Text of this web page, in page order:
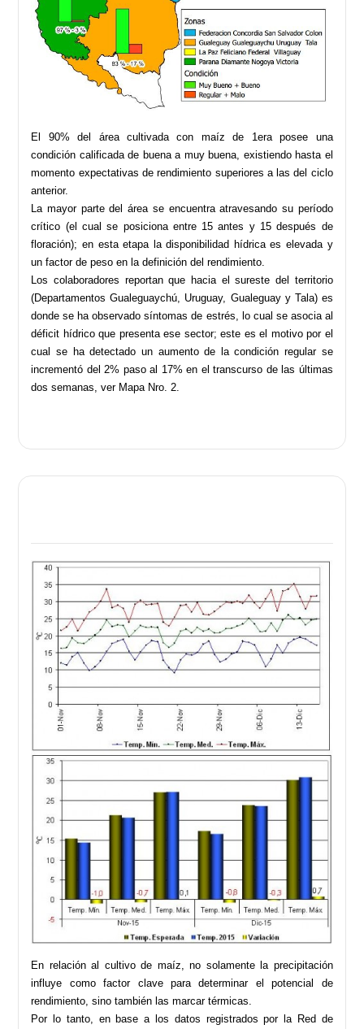
El 90% del área cultivada con maíz de 1era posee una
condición calificada de buena a muy buena, existiendo hasta el
momento expectativas de rendimiento superiores a las del ciclo
anterior.
La mayor parte del área se encuentra atravesando su período
crítico (el cual se posiciona entre 15 antes y 15 después de
floración); en esta etapa la disponibilidad hídrica es elevada y
un factor de peso en la definición del rendimiento.
Los colaboradores reportan que hacia el sureste del territorio
(Departamentos Gualeguaychú, Uruguay, Gualeguay y Tala) es
donde se ha observado síntomas de estrés, lo cual se asocia al
déficit hídrico que presenta ese sector; este es el motivo por el
cual se ha detectado un aumento de la condición regular se
incrementó del 2% paso al 17% en el transcurso de las últimas
dos semanas, ver Mapa Nro. 2.
En relación al cultivo de maíz, no solamente la precipitación
influye como factor clave para determinar el potencial de
rendimiento, sino también las marcar térmicas.
Por lo tanto, en base a los datos registrados por la Red de